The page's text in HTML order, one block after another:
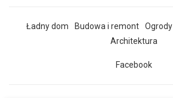
Ładny dom Budowa i remont Ogrody
Architektura
Facebook